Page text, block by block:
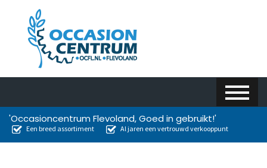
'Occasioncentrum Flevoland, Goed in gebruikt!'
Een breed assortiment Al jaren een vertrouwd verkooppunt